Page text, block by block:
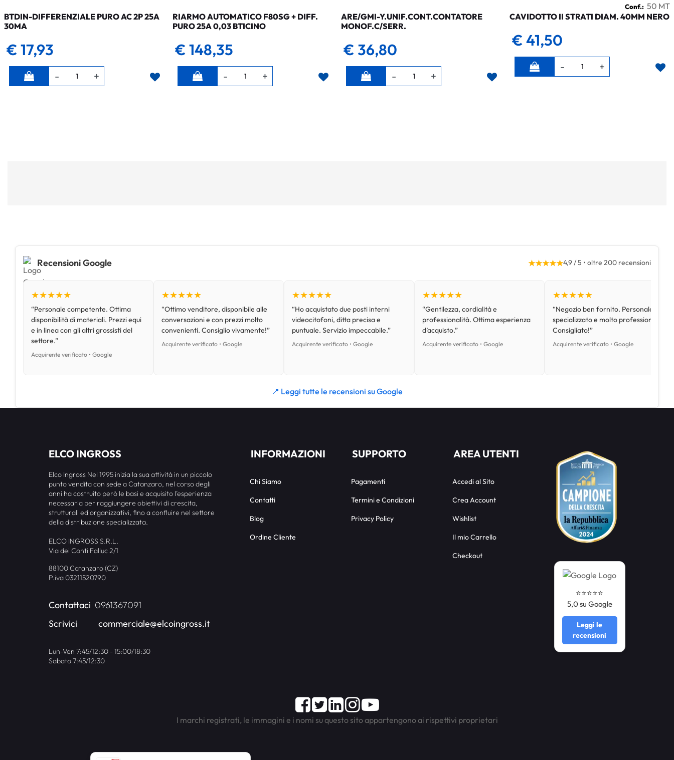
BTDIN-DIFFERENZIALE PURO AC 2P 25A
30MA
€ 17,93
Quantità
RIARMO AUTOMATICO F80SG + DIFF.
PURO 25A 0,03 BTICINO
€ 148,35
Quantità
ARE/GMI-Y.UNIF.CONT.CONTATORE
MONOF.C/SERR.
€ 36,80
Quantità
Conf.: 50 MT
CAVIDOTTO II STRATI DIAM. 40MM NERO
€ 41,50
Quantità
Recensioni Google ★★★★★4,9 / 5 • oltre 200 recensioni
★★★★★
“Personale competente. Ottima
disponibilità di materiali. Prezzi equi
e in linea con gli altri grossisti del
settore.”
Acquirente verificato • Google
★★★★★
“Ottimo venditore, disponibile alle
conversazioni e con prezzi molto
convenienti. Consiglio vivamente!”
Acquirente verificato • Google
★★★★★
“Ho acquistato due posti interni
videocitofoni, ditta precisa e
puntuale. Servizio impeccabile.”
Acquirente verificato • Google
★★★★★
“Gentilezza, cordialità e
professionalità. Ottima esperienza
d’acquisto.”
Acquirente verificato • Google
★★★★★
“Negozio ben fornito. Personale
specializzato e molto professionale.
Consigliato!”
Acquirente verificato • Google
📍 Leggi tutte le recensioni su Google
ELCO INGROSS
Elco Ingross Nel 1995 inizia la sua attività in un piccolo
punto vendita con sede a Catanzaro, nel corso degli
anni ha costruito però le basi e acquisito l’esperienza
necessaria per raggiungere obiettivi di crescita,
strutturali ed organizzativi, fino a confluire nel settore
della distribuzione specializzata.
ELCO INGROSS S.R.L.
Via dei Conti Falluc 2/1
88100 Catanzaro (CZ)
P.iva 03211520790
Contattaci 0961367091
Scrivici
commerciale@elcoingross.it
Lun-Ven 7:45/12:30 - 15:00/18:30
Sabato 7:45/12:30
INFORMAZIONI
Chi Siamo
Contatti
Blog
Ordine Cliente
SUPPORTO
Pagamenti
Termini e Condizioni
Privacy Policy
AREA UTENTI
Accedi al Sito
Crea Account
Wishlist
Il mio Carrello
Checkout
⭐️⭐️⭐️⭐️⭐️
5,0 su Google
Leggi le
recensioni
Facebook
TwitterLinkedInInstagram
Youtube
I marchi registrati, le immagini e i nomi su questo sito appartengono ai rispettivi proprietari